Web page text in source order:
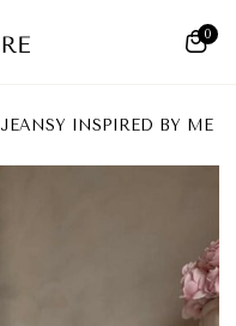
0
JEANSY INSPIRED BY ME